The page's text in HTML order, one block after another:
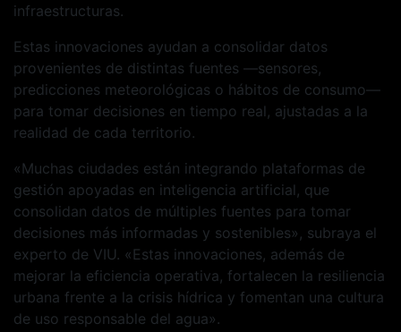
infraestructuras.
Estas innovaciones ayudan a consolidar datos
provenientes de distintas fuentes —sensores,
predicciones meteorológicas o hábitos de consumo—
para tomar decisiones en tiempo real, ajustadas a la
realidad de cada territorio.
«Muchas ciudades están integrando plataformas de
gestión apoyadas en inteligencia artificial, que
consolidan datos de múltiples fuentes para tomar
decisiones más informadas y sostenibles», subraya el
experto de VIU. «Estas innovaciones, además de
mejorar la eficiencia operativa, fortalecen la resiliencia
urbana frente a la crisis hídrica y fomentan una cultura
de uso responsable del agua».